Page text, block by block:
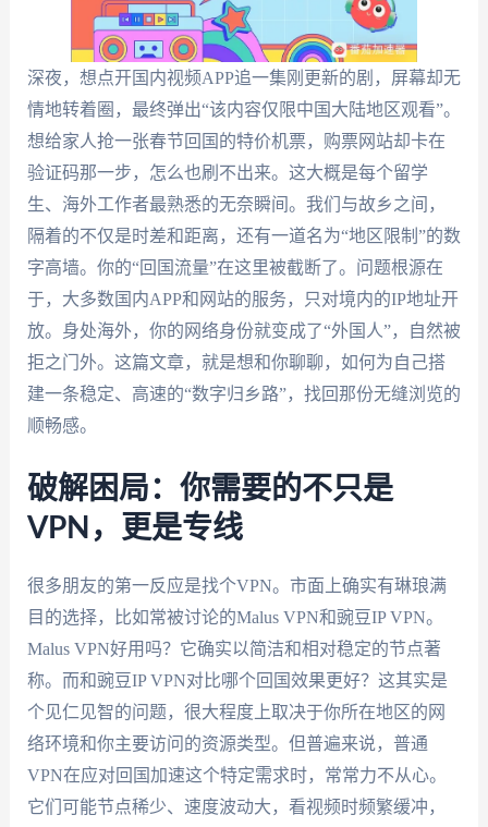
深夜，想点开国内视频APP追一集刚更新的剧，屏幕却无
情地转着圈，最终弹出“该内容仅限中国大陆地区观看”。
想给家人抢一张春节回国的特价机票，购票网站却卡在
验证码那一步，怎么也刷不出来。这大概是每个留学
生、海外工作者最熟悉的无奈瞬间。我们与故乡之间，
隔着的不仅是时差和距离，还有一道名为“地区限制”的数
字高墙。你的“回国流量”在这里被截断了。问题根源在
于，大多数国内APP和网站的服务，只对境内的IP地址开
放。身处海外，你的网络身份就变成了“外国人”，自然被
拒之门外。这篇文章，就是想和你聊聊，如何为自己搭
建一条稳定、高速的“数字归乡路”，找回那份无缝浏览的
顺畅感。
破解困局：你需要的不只是
VPN，更是专线
很多朋友的第一反应是找个VPN。市面上确实有琳琅满
目的选择，比如常被讨论的Malus VPN和豌豆IP VPN。
Malus VPN好用吗？它确实以简洁和相对稳定的节点著
称。而和豌豆IP VPN对比哪个回国效果更好？这其实是
个见仁见智的问题，很大程度上取决于你所在地区的网
络环境和你主要访问的资源类型。但普遍来说，普通
VPN在应对回国加速这个特定需求时，常常力不从心。
它们可能节点稀少、速度波动大，看视频时频繁缓冲，